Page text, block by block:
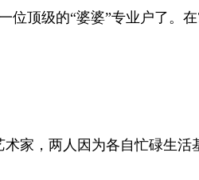
顶级的“婆婆”专业户了。
家，两人因为各自忙碌生